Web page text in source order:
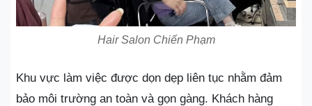
Hair Salon Chiến Phạm
Khu vực làm việc được dọn dẹp liên tục nhằm đảm
bảo môi trường an toàn và gọn gàng. Khách hàng